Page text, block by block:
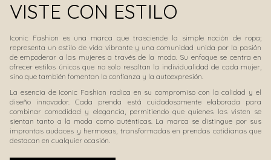
VISTE CON ESTILO
Iconic Fashion es una marca que trasciende la simple noción de ropa;
representa un estilo de vida vibrante y una comunidad unida por la pasión
de empoderar a las mujeres a través de la moda. Su enfoque se centra en
ofrecer estilos únicos que no solo resaltan la individualidad de cada mujer,
sino que también fomentan la confianza y la autoexpresión.
La esencia de Iconic Fashion radica en su compromiso con la calidad y el
diseño innovador. Cada prenda está cuidadosamente elaborada para
combinar comodidad y elegancia, permitiendo que quienes las visten se
sientan tanto a la moda como auténticas. La marca se distingue por sus
improntas audaces y hermosas, transformadas en prendas cotidianas que
destacan en cualquier ocasión.